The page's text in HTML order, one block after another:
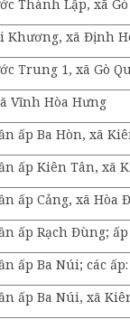
Thành Lập, xã
Khương, xã Định
Trung 1, xã Gò
Vĩnh Hòa Hưng
ấp Ba Hòn, xã
ấp Kiên Tân, xã
ấp Cảng, xã Hòa
ấp Rạch Đùng;
ấp Ba Núi; các
ấp Ba Núi, xã